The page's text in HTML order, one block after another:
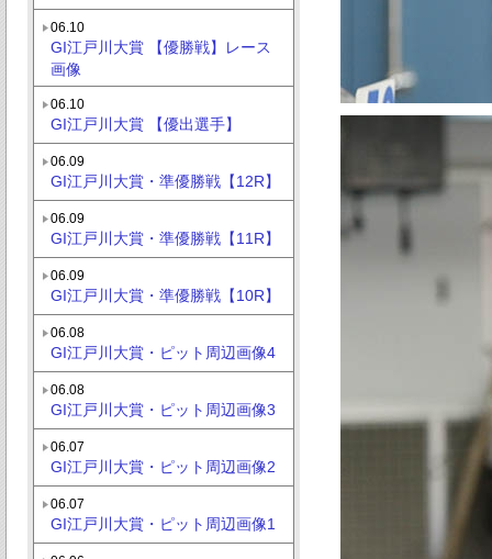
06.10
GI江戸川大賞 【優勝戦】レース
画像
06.10
GI江戸川大賞 【優出選手】
06.09
GI江戸川大賞・準優勝戦【12R】
06.09
GI江戸川大賞・準優勝戦【11R】
06.09
GI江戸川大賞・準優勝戦【10R】
06.08
GI江戸川大賞・ピット周辺画像4
06.08
GI江戸川大賞・ピット周辺画像3
06.07
GI江戸川大賞・ピット周辺画像2
06.07
GI江戸川大賞・ピット周辺画像1